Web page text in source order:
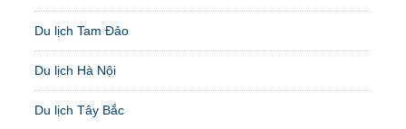
Du lịch Tam Đảo
Du lịch Hà Nội
Du lịch Tây Bắc